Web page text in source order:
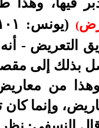
( (يونس: ١٠١)
التعريض -
بذلك إلى
وهذا من
وإنما